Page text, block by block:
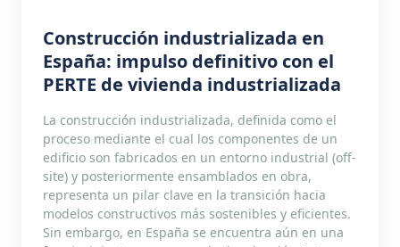
Construcción industrializada en
España: impulso definitivo con el
PERTE de vivienda industrializada
La construcción industrializada, definida como el
proceso mediante el cual los componentes de un
edificio son fabricados en un entorno industrial (off-
site) y posteriormente ensamblados en obra,
representa un pilar clave en la transición hacia
modelos constructivos más sostenibles y eficientes.
Sin embargo, en España se encuentra aún en una